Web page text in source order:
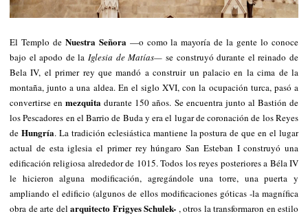
El Templo de Nuestra Señora—o como la mayoría de la gente lo conoce
bajo el apodo de laIglesia de Matías— se construyó durante el reinado de
Bela IV, el primer rey que mandó a construir un palacio en la cima de la
montaña, junto a una aldea. En el siglo XVI, con la ocupación turca, pasó a
convertirse enmezquita durante 150 años. Se encuentra junto al Bastión de
los Pescadores en el Barrio de Buda y era el lugar de coronación de los Reyes
de Hungría. La tradición eclesiástica mantiene la postura de que en el lugar
actual de esta iglesia el primer rey húngaro San Esteban I construyó una
edificación religiosa alrededor de 1015. Todos los reyes posteriores a Béla IV
le hicieron alguna modificación, agregándole una torre, una puerta y
ampliando el edificio (algunos de ellos modificaciones góticas -la magnífica
obra de arte del arquitecto Frigyes Schulek- , otros la transformaron en estilo